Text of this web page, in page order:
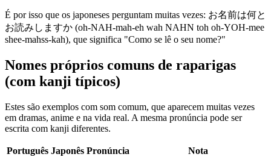
É por isso que os japoneses perguntam muitas vezes: お名前は何と
お読みしますか (oh-NAH-mah-eh wah NAHN toh oh-YOH-mee
shee-mahss-kah), que significa "Como se lê o seu nome?"
Nomes próprios comuns de raparigas
(com kanji típicos)
Estes são exemplos com som comum, que aparecem muitas vezes
em dramas, anime e na vida real. A mesma pronúncia pode ser
escrita com kanji diferentes.
Português Japonês Pronúncia
Nota